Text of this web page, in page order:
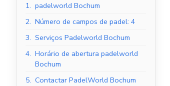
1. padelworld Bochum
2. Número de campos de padel: 4
3. Serviços Padelworld Bochum
4. Horário de abertura padelworld
Bochum
5. Contactar PadelWorld Bochum